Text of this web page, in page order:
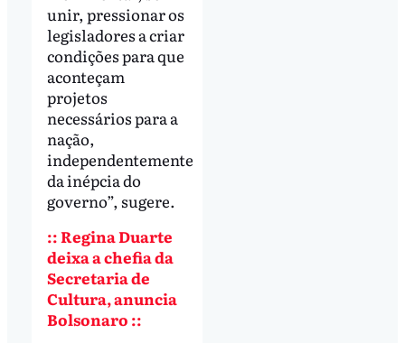
unir, pressionar os
legisladores a criar
condições para que
aconteçam
projetos
necessários para a
nação,
independentemente
da inépcia do
governo”, sugere.
:: Regina Duarte
deixa a chefia da
Secretaria de
Cultura, anuncia
Bolsonaro ::